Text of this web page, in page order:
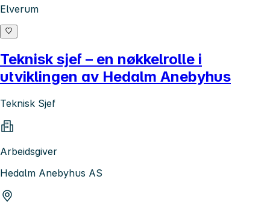
Elverum
Teknisk sjef – en nøkkelrolle i
utviklingen av Hedalm Anebyhus
Teknisk Sjef
Arbeidsgiver
Hedalm Anebyhus AS